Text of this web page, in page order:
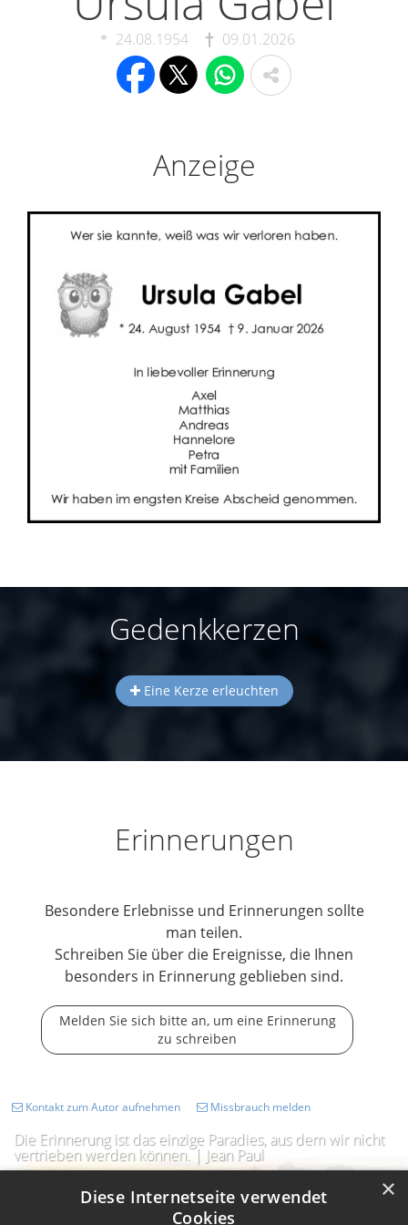
24.08.1954 09.01.2026
Anzeige
Gedenkkerzen
Eine Kerze erleuchten
Erinnerungen
Besondere Erlebnisse und Erinnerungen sollte
man teilen.
Schreiben Sie über die Ereignisse, die Ihnen
besonders in Erinnerung geblieben sind.
Melden Sie sich bitte an, um eine Erinnerung
zu schreiben
Die Erinnerung ist das einzige Paradies, aus dem wir nicht
vertrieben werden können. | Jean Paul
Kontakt zum Autor aufnehmen Missbrauch melden
×
Diese Internetseite verwendet
Cookies